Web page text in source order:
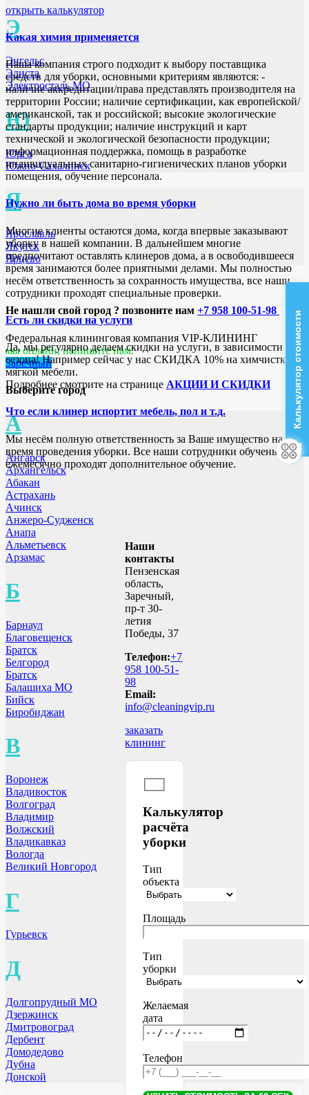
Э
Энгельс
Элиста
Электросталь МО
Ю
Юрга
Южно-Сахалинск
Я
Ярославль
Якутск
Ярцево
Не нашли свой город ? позвоните нам +7 958 100-51-98
Федеральная клининговая компания VIP-КЛИНИНГ
мы онлайн, напишите нам:
Заречный
Выберите город
А
Ангарск
Архангельск
Абакан
Астрахань
Ачинск
Анжеро-Судженск
Анапа
Альметьевск
Арзамас
Б
Барнаул
Благовещенск
Братск
Белгород
Братск
Балашиха МО
Бийск
Биробиджан
В
Воронеж
Владивосток
Волгоград
Владимир
Волжский
Владикавказ
Вологда
Великий Новгород
Г
Гурьевск
Д
Долгопрудный МО
Дзержинск
Дмитровоград
Дербент
Домодедово
Дубна
Донской
открыть калькулятор
Какая химия применяется
Наша компания строго подходит к выбору поставщика
средств для уборки, основными критериям являются: -
наличие аккредитации/права представлять производителя на
территории России; наличие сертификации, как европейской/
американской, так и российской; высокие экологические
стандарты продукции; наличие инструкций и карт
технической и экологической безопасности продукции;
информационная поддержка, помощь в разработке
индивидуальных санитарно-гигиенических планов уборки
помещения, обучение персонала.
Нужно ли быть дома во время уборки
Многие клиенты остаются дома, когда впервые заказывают
уборку в нашей компании. В дальнейшем многие
предпочитают оставлять клинеров дома, а в освободившееся
время занимаются более приятными делами. Мы полностью
несём ответственность за сохранность имущества, все наши
сотрудники проходят специальные проверки.
Есть ли скидки на услуги
Да, мы регулярно делаем скидки на услуги, в зависимости от
сезона! Например сейчас у нас СКИДКА 10% на химчистку
мягкой мебели.
Подробнее смотрите на странице АКЦИИ И СКИДКИ
Что если клинер испортит мебель, пол и т.д.
Мы несём полную ответственность за Ваше имущество на
время проведения уборки. Все наши сотрудники обучены и
ежемесячно проходят дополнительное обучение.
Наши
контакты
Пензенская
область,
Заречный,
пр-т 30-
летия
Победы, 37
Телефон:+7
958 100-51-
98
Email:
info@cleaningvip.ru
заказать
клининг
Калькулятор
расчёта
уборки
Тип
объекта
Площадь
Тип
уборки
Желаемая
дата
Телефон
Калькулятор стоимости